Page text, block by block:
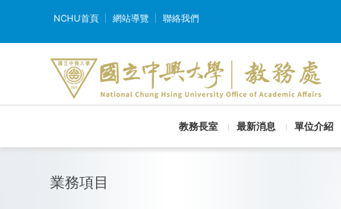
NCHU首頁 網站導覽 聯絡我們
教務長室 最新消息 單位介紹
業務項目